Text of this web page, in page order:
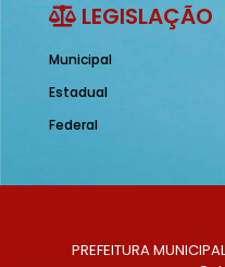
LEGISLAÇÃO
Municipal
Estadual
Federal
PREFEITURA